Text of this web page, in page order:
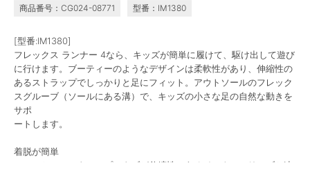
期間限定SALE
ナイキ
NIKE/ナイキ/COURT
RECRAFT BPV
¥ 5,142
商品番号：CG024-08771 型番：IM1380
[型番:IM1380]
フレックス ランナー 4なら、キッズが簡単に履けて、駆け出して遊び
に行けます。ブーティーのようなデザインは柔軟性があり、伸縮性の
あるストラップでしっかりと足にフィット。アウトソールのフレック
スグルーブ（ソールにある溝）で、キッズの小さな足の自然な動きを
サポ
ートします。
着脱が簡単
ヒールとシュータンのプルタブが伸縮性のあるインナースリーブと連